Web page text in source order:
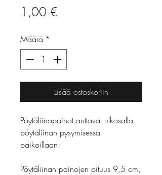
1,00 €
Määrä *
Lisää ostoskoriin
Pöytäliinapainot auttavat ulkosalla
pöytäliinan pysymisessä
paikoillaan.
Pöytäliinan painojen pituus 9,5 cm,